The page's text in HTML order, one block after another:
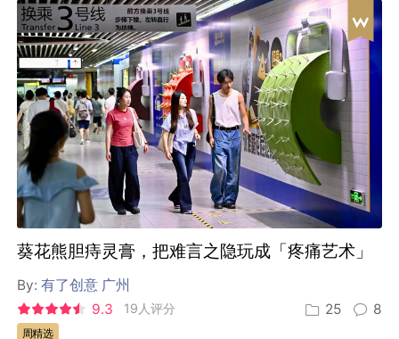
葵花熊胆痔灵膏，把难言之隐玩成「疼痛艺术」
By:有了创意 广州
9.3
19人评分 25 8
周精选